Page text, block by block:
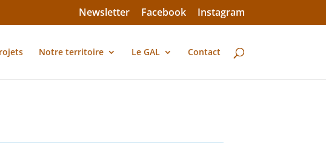
Newsletter Facebook Instagram
Notre territoire Le GAL Contact